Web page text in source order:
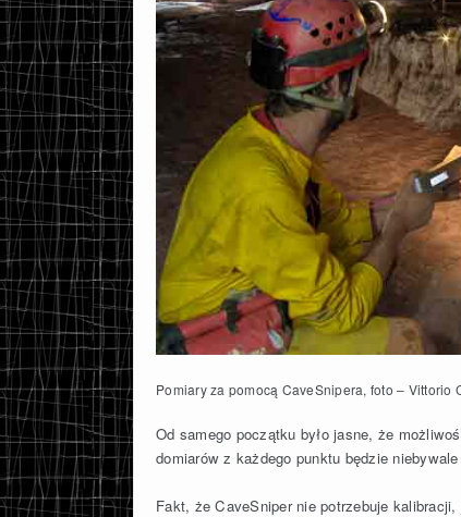
Pomiary za pomocą CaveSnipera, foto – Vittorio
Od samego początku było jasne, że
domiarów z każdego punktu będzie
Fakt, że CaveSniper nie potrzebuje